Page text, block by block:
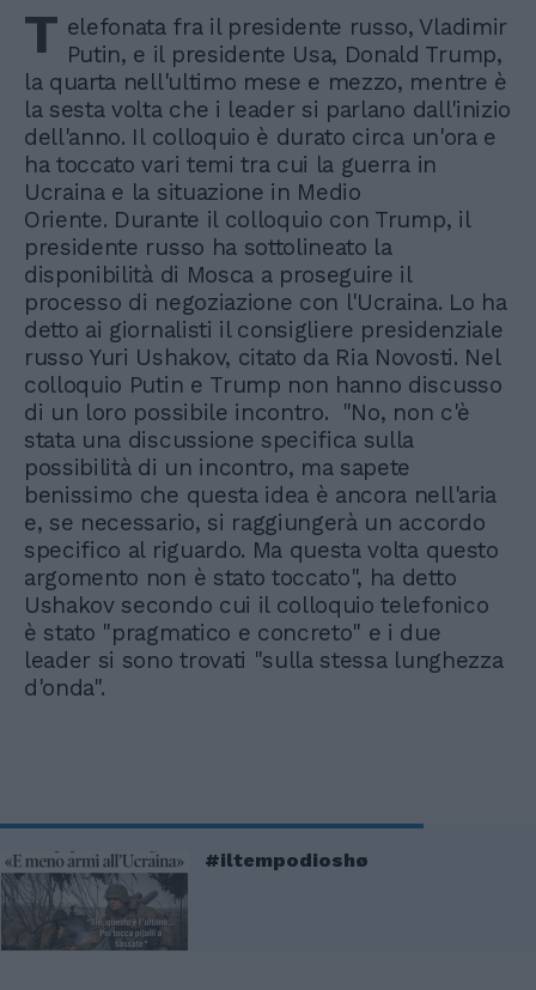
T elefonata fra il presidente russo, Vladimir
Putin, e il presidente Usa, Donald Trump,
la quarta nell'ultimo mese e mezzo, mentre è
la sesta volta che i leader si parlano dall'inizio
dell'anno. Il colloquio è durato circa un'ora e
ha toccato vari temi tra cui la guerra in
Ucraina e la situazione in Medio
Oriente. Durante il colloquio con Trump, il
presidente russo ha sottolineato la
disponibilità di Mosca a proseguire il
processo di negoziazione con l'Ucraina. Lo ha
detto ai giornalisti il consigliere presidenziale
russo Yuri Ushakov, citato da Ria Novosti. Nel
colloquio Putin e Trump non hanno discusso
di un loro possibile incontro. "No, non c'è
stata una discussione specifica sulla
possibilità di un incontro, ma sapete
benissimo che questa idea è ancora nell'aria
e, se necessario, si raggiungerà un accordo
specifico al riguardo. Ma questa volta questo
argomento non è stato toccato", ha detto
Ushakov secondo cui il colloquio telefonico
è stato "pragmatico e concreto" e i due
leader si sono trovati "sulla stessa lunghezza
d'onda".
#iltempodioshø